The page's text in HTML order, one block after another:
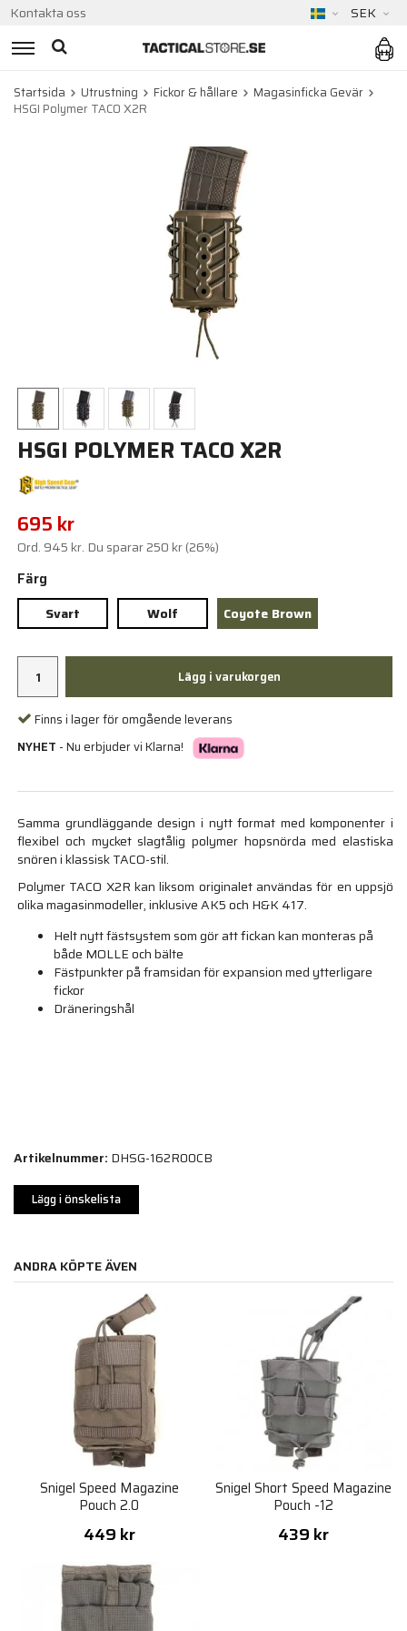
Kontakta oss SEK
Startsida Utrustning Fickor & hållare
Magasinficka Gevär
HSGI Polymer TACO X2R
HSGI POLYMER TACO X2R
695 kr
Ord. 945 kr. Du sparar250 kr(26%)
Färg
Svart Wolf Coyote Brown
Lägg i varukorgen
Finns i lager för omgående leverans
NYHET - Nu erbjuder vi Klarna!
Samma grundläggande design i nytt format med komponenter i
flexibel och mycket slagtålig polymer hopsnörda med elastiska
snören i klassisk TACO-stil.
Polymer TACO X2R kan liksom originalet användas för en uppsjö
olika magasinmodeller, inklusive AK5 och H&K 417.
Helt nytt fästsystem som gör att fickan kan monteras på
både MOLLE och bälte
Fästpunkter på framsidan för expansion med ytterligare
fickor
Dräneringshål
Artikelnummer: DHSG-162R00CB
Lägg i önskelista
ANDRA KÖPTE ÄVEN
Snigel Speed Magazine
Pouch 2.0
449 kr
Snigel Short Speed Magazine
Pouch -12
439 kr